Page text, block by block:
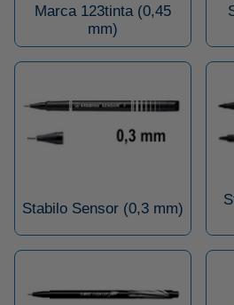
Marca 123tinta (0,45
mm)
Stabilo Sensor (0,3 mm)